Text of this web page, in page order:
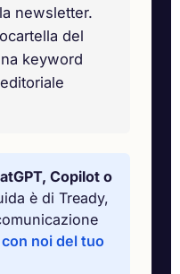
newsletter.
del
keyword
Copilot o
è di Tready,
con noi del tuo